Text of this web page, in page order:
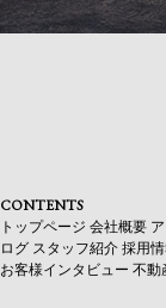
CONTENTS
トップページ 会社概要
ログ スタッフ紹介 採用
お客様インタビュー 不動